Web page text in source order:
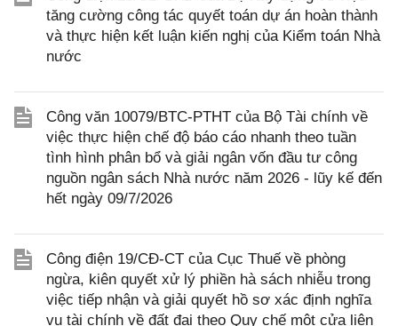
tăng cường công tác quyết toán dự án hoàn thành
và thực hiện kết luận kiến nghị của Kiểm toán Nhà
nước
Công văn 10079/BTC-PTHT của Bộ Tài chính về
việc thực hiện chế độ báo cáo nhanh theo tuần
tình hình phân bổ và giải ngân vốn đầu tư công
nguồn ngân sách Nhà nước năm 2026 - lũy kế đến
hết ngày 09/7/2026
Công điện 19/CĐ-CT của Cục Thuế về phòng
ngừa, kiên quyết xử lý phiền hà sách nhiễu trong
việc tiếp nhận và giải quyết hồ sơ xác định nghĩa
vụ tài chính về đất đai theo Quy chế một cửa liên